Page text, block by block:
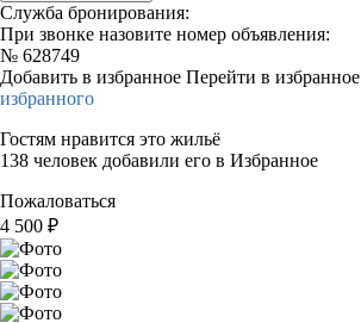
Служба бронирования:
При звонке назовите номер объявления:
№ 628749
Добавить в избранное Перейти в избранное
избранного
Гостям нравится это жильё
138 человек добавили его в Избранное
Пожаловаться
4 500 ₽